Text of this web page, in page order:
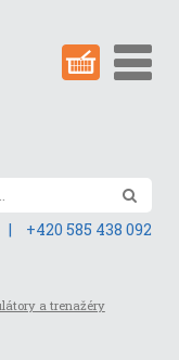
| +420 585 438 092
a trenažéry